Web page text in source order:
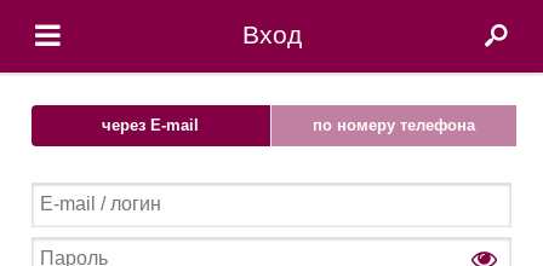
Вход
через E-mail по номеру телефона